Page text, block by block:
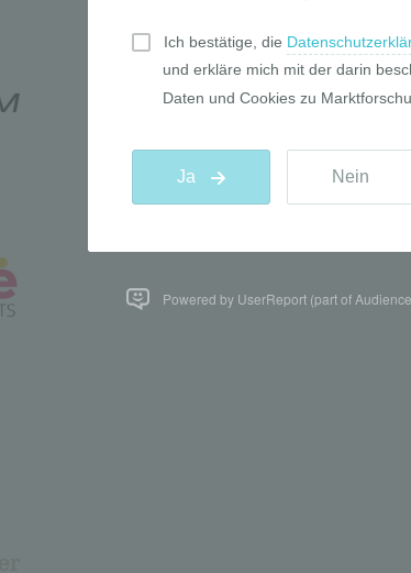
Powered by UserReport (part of